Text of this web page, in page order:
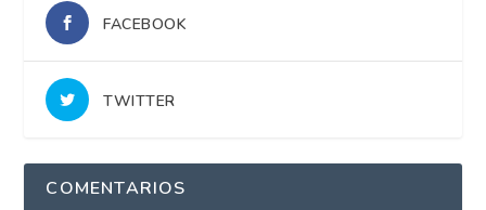
FACEBOOK
TWITTER
COMENTARIOS